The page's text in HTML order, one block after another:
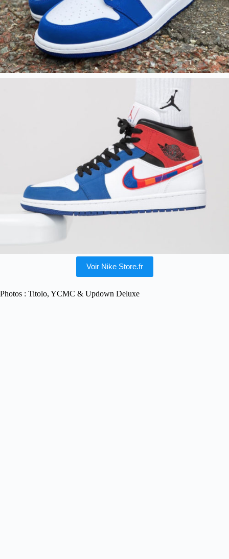
Voir Nike Store.fr
Photos : Titolo, YCMC & Updown Deluxe